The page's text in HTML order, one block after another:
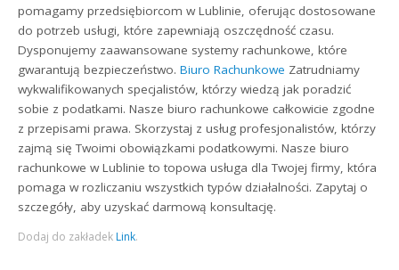
pomagamy przedsiębiorcom w Lublinie, oferując dostosowane
do potrzeb usługi, które zapewniają oszczędność czasu.
Dysponujemy zaawansowane systemy rachunkowe, które
gwarantują bezpieczeństwo.Biuro Rachunkowe Zatrudniamy
wykwalifikowanych specjalistów, którzy wiedzą jak poradzić
sobie z podatkami. Nasze biuro rachunkowe całkowicie zgodne
z przepisami prawa. Skorzystaj z usług profesjonalistów, którzy
zajmą się Twoimi obowiązkami podatkowymi. Nasze biuro
rachunkowe w Lublinie to topowa usługa dla Twojej firmy, która
pomaga w rozliczaniu wszystkich typów działalności. Zapytaj o
szczegóły, aby uzyskać darmową konsultację.
Dodaj do zakładek Link.